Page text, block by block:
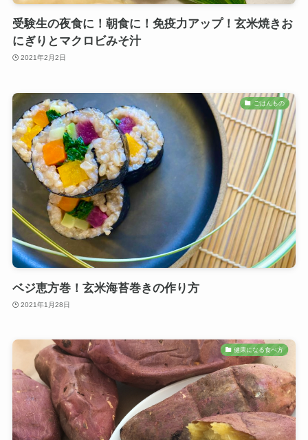
受験生の夜食に！朝食に！免疫力アップ！玄米焼きお
にぎりとマクロビみそ汁
2021年2月2日
ごはんもの
ベジ恵方巻！玄米海苔巻きの作り方
2021年1月28日
健康になる食べ方